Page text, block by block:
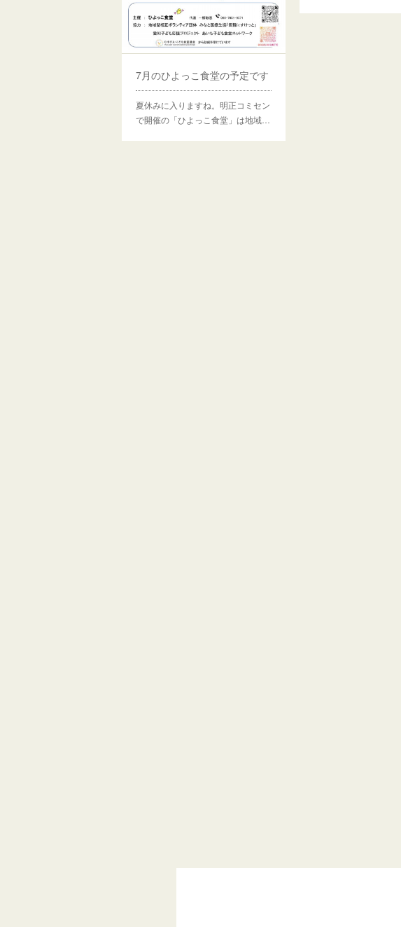
7月のひよっこ食堂の予定です
夏休みに入りますね。明正コミセン
で開催の「ひよっこ食堂」は地域…